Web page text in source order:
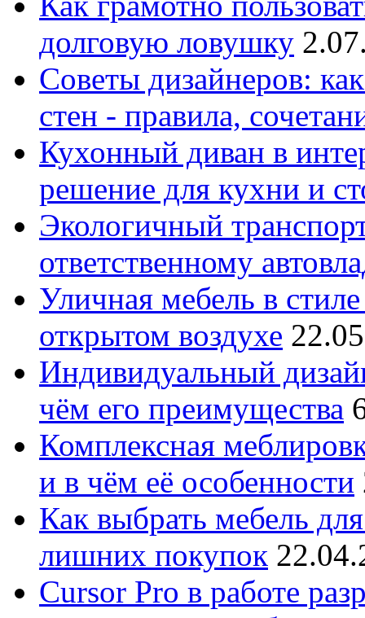
долговую ловушку
Советы дизайнеров:
стен - правила,
Кухонный диван в
решение для кухни и
Экологичный
ответственному
Уличная мебель в
открытом воздухе
Индивидуальный
чём его преимущества
Комплексная
и в чём её особенности
Как выбрать мебель
лишних покупок
Cursor Pro в работе